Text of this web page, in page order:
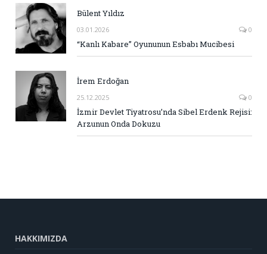
Bülent Yıldız
03.01.2026 0
“Kanlı Kabare” Oyununun Esbabı Mucibesi
İrem Erdoğan
25.12.2025 0
İzmir Devlet Tiyatrosu’nda Sibel Erdenk Rejisi:
Arzunun Onda Dokuzu
HAKKIMIZDA